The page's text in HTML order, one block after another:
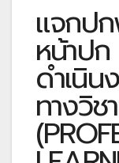
แจกป
หน้าปก
ดำเนิน
ทางวิช